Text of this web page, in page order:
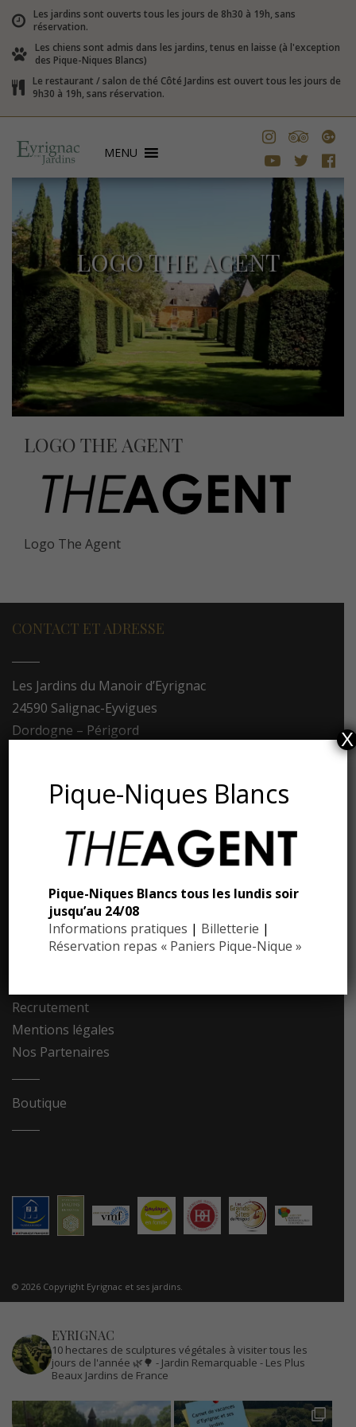
Les jardins sont ouverts tous les jours de 8h30 à 19h, sans
réservation.
Les chiens sont admis dans les jardins, tenus en laisse (à l'exception
des Pique-Niques Blancs)
Le restaurant / salon de thé Côté Jardins est ouvert tous les jours de
9h30 à 19h, sans réservation.
MENU
LOGO THE AGENT
LOGO THE AGENT
Logo The Agent
CONTACT ET ADRESSE
Les Jardins du Manoir d’Eyrignac
24590 Salignac-Eyvigues
Dordogne – Périgord
Téléphone : 05.53.28.99.71
Email : contact@eyrignac.com
ESPACE PRESSE
Dossier de presse
Communiqués de presse
Photothèque
Recrutement
Mentions légales
Nos Partenaires
Boutique
© 2026 Copyright Eyrignac et ses jardins.
EYRIGNAC
10 hectares de sculptures végétales à visiter tous les
jours de l'année 🌿🌳 - Jardin Remarquable - Les Plus
Beaux Jardins de France
Pique-Niques Blancs
Pique-Niques Blancs tous les lundis soir
jusqu’au 24/08
Informations pratiques | Billetterie |
Réservation repas « Paniers Pique-Nique »
X